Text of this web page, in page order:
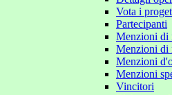
Vota i
Partecipanti
Menzioni di
Menzioni di
Menzioni
Menzioni
Vincitori